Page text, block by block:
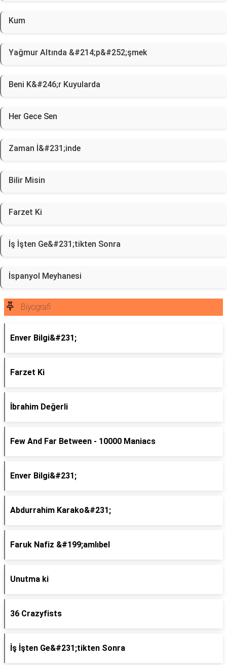
Kum
Yağmur Altında &#214;p&#252;şmek
Beni K&#246;r Kuyularda
Her Gece Sen
Zaman İ&#231;inde
Bilir Misin
Farzet Ki
İş İşten Ge&#231;tikten Sonra
İspanyol Meyhanesi
Biyografi
Enver Bilgi&#231;
Farzet Ki
İbrahim Değerli
Few And Far Between - 10000 Maniacs
Enver Bilgi&#231;
Abdurrahim Karako&#231;
Faruk Nafiz &#199;amlıbel
Unutma ki
36 Crazyfists
İş İşten Ge&#231;tikten Sonra